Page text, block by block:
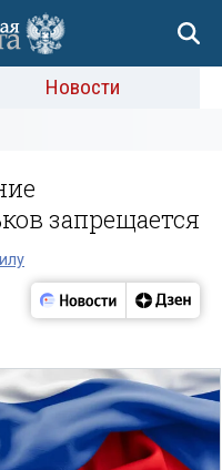
Новости
запрещается